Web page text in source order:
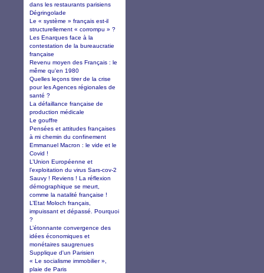
dans les restaurants parisiens
Dégringolade
Le « système » français est-il
structurellement « corrompu » ?
Les Enarques face à la
contestation de la bureaucratie
française
Revenu moyen des Français : le
même qu'en 1980
Quelles leçons tirer de la crise
pour les Agences régionales de
santé ?
La défaillance française de
production médicale
Le gouffre
Pensées et attitudes françaises
à mi chemin du confinement
Emmanuel Macron : le vide et le
Covid !
L’Union Européenne et
l’exploitation du virus Sars-cov-2
Sauvy ! Reviens ! La réflexion
démographique se meurt,
comme la natalité française !
L’Etat Moloch français,
impuissant et dépassé. Pourquoi
?
L’étonnante convergence des
idées économiques et
monétaires saugrenues
Supplique d'un Parisien
« Le socialisme immobilier »,
plaie de Paris